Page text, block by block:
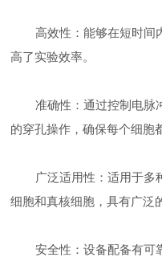
高效性：能够在短时间
高了实验效率。
准确性：通过控制电脉
的穿孔操作，确保每个细胞
广泛适用性：适用于多
细胞和真核细胞，具有广泛
安全性：设备配备有可